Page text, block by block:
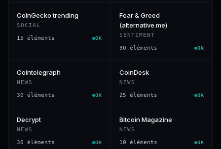
CoinGecko trending
SOCIAL
15 éléments OK
Fear & Greed
(alternative.me)
SENTIMENT
30 éléments OK
Cointelegraph
NEWS
30 éléments OK
CoinDesk
NEWS
25 éléments OK
Decrypt
NEWS
36 éléments OK
Bitcoin Magazine
NEWS
10 éléments OK